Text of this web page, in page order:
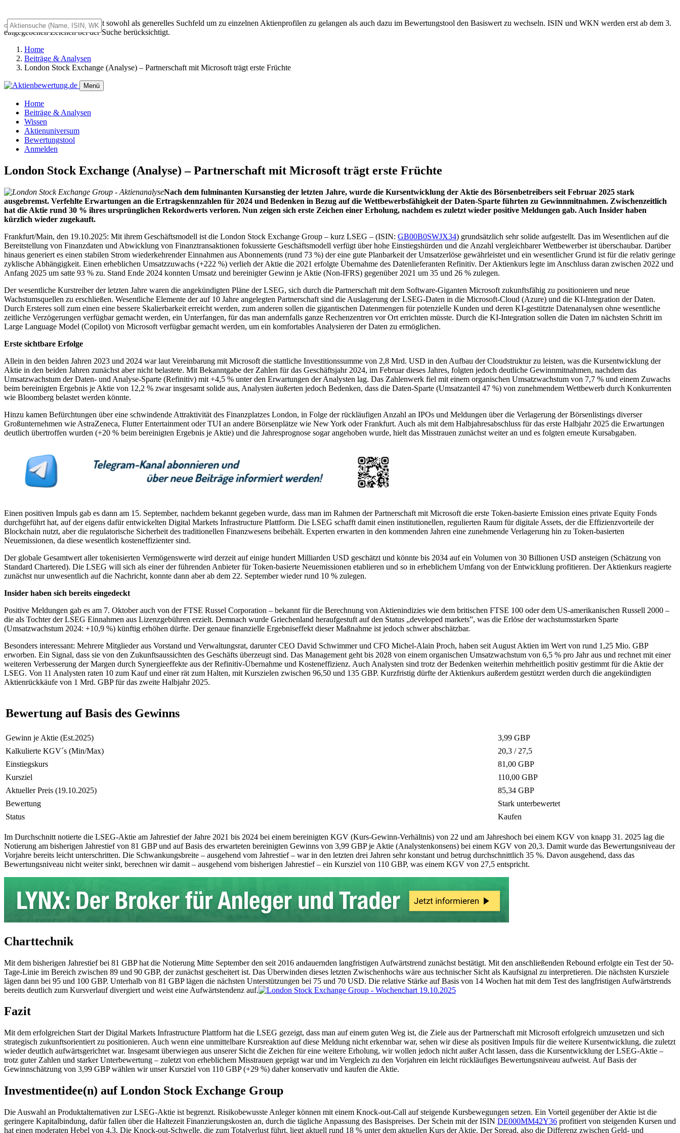
Das Universalsuchfeld dient sowohl als generelles Suchfeld um zu einzelnen Aktienprofilen zu gelangen als auch dazu im Bewertungstool den Basiswert zu wechseln. ISIN und WKN werden erst ab dem 3.
eingegebenen Zeichen bei der Suche berücksichtigt.
Home
Beiträge & Analysen
London Stock Exchange (Analyse) – Partnerschaft mit Microsoft trägt erste Früchte
Menü
Home
Beiträge & Analysen
Wissen
Aktienuniversum
Bewertungstool
Anmelden
London Stock Exchange (Analyse) – Partnerschaft mit Microsoft trägt erste Früchte
Nach dem fulminanten Kursanstieg der letzten Jahre, wurde die Kursentwicklung der Aktie des Börsenbetreibers seit Februar 2025 stark
ausgebremst. Verfehlte Erwartungen an die Ertragskennzahlen für 2024 und Bedenken in Bezug auf die Wettbewerbsfähigkeit der Daten-Sparte führten zu Gewinnmitnahmen. Zwischenzeitlich
hat die Aktie rund 30 % ihres ursprünglichen Rekordwerts verloren. Nun zeigen sich erste Zeichen einer Erholung, nachdem es zuletzt wieder positive Meldungen gab. Auch Insider haben
kürzlich wieder zugekauft.
Frankfurt/Main, den 19.10.2025: Mit ihrem Geschäftsmodell ist die London Stock Exchange Group – kurz LSEG – (ISIN: GB00B0SWJX34) grundsätzlich sehr solide aufgestellt. Das im Wesentlichen auf die
Bereitstellung von Finanzdaten und Abwicklung von Finanztransaktionen fokussierte Geschäftsmodell verfügt über hohe Einstiegshürden und die Anzahl vergleichbarer Wettbewerber ist überschaubar. Darüber
hinaus generiert es einen stabilen Strom wiederkehrender Einnahmen aus Abonnements (rund 73 %) der eine gute Planbarkeit der Umsatzerlöse gewährleistet und ein wesentlicher Grund ist für die relativ geringe
zyklische Abhängigkeit. Einen erheblichen Umsatzzuwachs (+222 %) verlieh der Aktie die 2021 erfolgte Übernahme des Datenlieferanten Refinitiv. Der Aktienkurs legte im Anschluss daran zwischen 2022 und
Anfang 2025 um satte 93 % zu. Stand Ende 2024 konnten Umsatz und bereinigter Gewinn je Aktie (Non-IFRS) gegenüber 2021 um 35 und 26 % zulegen.
Der wesentliche Kurstreiber der letzten Jahre waren die angekündigten Pläne der LSEG, sich durch die Partnerschaft mit dem Software-Giganten Microsoft zukunftsfähig zu positionieren und neue
Wachstumsquellen zu erschließen. Wesentliche Elemente der auf 10 Jahre angelegten Partnerschaft sind die Auslagerung der LSEG-Daten in die Microsoft-Cloud (Azure) und die KI-Integration der Daten.
Durch Ersteres soll zum einen eine bessere Skalierbarkeit erreicht werden, zum anderen sollen die gigantischen Datenmengen für potenzielle Kunden und deren KI-gestützte Datenanalysen ohne wesentliche
zeitliche Verzögerungen verfügbar gemacht werden, ein Unterfangen, für das man andernfalls ganze Rechenzentren vor Ort errichten müsste. Durch die KI-Integration sollen die Daten im nächsten Schritt im
Large Language Model (Copilot) von Microsoft verfügbar gemacht werden, um ein komfortables Analysieren der Daten zu ermöglichen.
Erste sichtbare Erfolge
Allein in den beiden Jahren 2023 und 2024 war laut Vereinbarung mit Microsoft die stattliche Investitionssumme von 2,8 Mrd. USD in den Aufbau der Cloudstruktur zu leisten, was die Kursentwicklung der
Aktie in den beiden Jahren zunächst aber nicht belastete. Mit Bekanntgabe der Zahlen für das Geschäftsjahr 2024, im Februar dieses Jahres, folgten jedoch deutliche Gewinnmitnahmen, nachdem das
Umsatzwachstum der Daten- und Analyse-Sparte (Refinitiv) mit +4,5 % unter den Erwartungen der Analysten lag. Das Zahlenwerk fiel mit einem organischen Umsatzwachstum von 7,7 % und einem Zuwachs
beim bereinigten Ergebnis je Aktie von 12,2 % zwar insgesamt solide aus, Analysten äußerten jedoch Bedenken, dass die Daten-Sparte (Umsatzanteil 47 %) von zunehmendem Wettbewerb durch Konkurrenten
wie Bloomberg belastet werden könnte.
Hinzu kamen Befürchtungen über eine schwindende Attraktivität des Finanzplatzes London, in Folge der rückläufigen Anzahl an IPOs und Meldungen über die Verlagerung der Börsenlistings diverser
Großunternehmen wie AstraZeneca, Flutter Entertainment oder TUI an andere Börsenplätze wie New York oder Frankfurt. Auch als mit dem Halbjahresabschluss für das erste Halbjahr 2025 die Erwartungen
deutlich übertroffen wurden (+20 % beim bereinigten Ergebnis je Aktie) und die Jahresprognose sogar angehoben wurde, hielt das Misstrauen zunächst weiter an und es folgten erneute Kursabgaben.
Einen positiven Impuls gab es dann am 15. September, nachdem bekannt gegeben wurde, dass man im Rahmen der Partnerschaft mit Microsoft die erste Token-basierte Emission eines private Equity Fonds
durchgeführt hat, auf der eigens dafür entwickelten Digital Markets Infrastructure Plattform. Die LSEG schafft damit einen institutionellen, regulierten Raum für digitale Assets, der die Effizienzvorteile der
Blockchain nutzt, aber die regulatorische Sicherheit des traditionellen Finanzwesens beibehält. Experten erwarten in den kommenden Jahren eine zunehmende Verlagerung hin zu Token-basierten
Neuemissionen, da diese wesentlich kosteneffizienter sind.
Der globale Gesamtwert aller tokenisierten Vermögenswerte wird derzeit auf einige hundert Milliarden USD geschätzt und könnte bis 2034 auf ein Volumen von 30 Billionen USD ansteigen (Schätzung von
Standard Chartered). Die LSEG will sich als einer der führenden Anbieter für Token-basierte Neuemissionen etablieren und so in erheblichem Umfang von der Entwicklung profitieren. Der Aktienkurs reagierte
zunächst nur unwesentlich auf die Nachricht, konnte dann aber ab dem 22. September wieder rund 10 % zulegen.
Insider haben sich bereits eingedeckt
Positive Meldungen gab es am 7. Oktober auch von der FTSE Russel Corporation – bekannt für die Berechnung von Aktienindizies wie dem britischen FTSE 100 oder dem US-amerikanischen Russell 2000 –
die als Tochter der LSEG Einnahmen aus Lizenzgebühren erzielt. Demnach wurde Griechenland heraufgestuft auf den Status „developed markets”, was die Erlöse der wachstumsstarken Sparte
(Umsatzwachstum 2024: +10,9 %) künftig erhöhen dürfte. Der genaue finanzielle Ergebniseffekt dieser Maßnahme ist jedoch schwer abschätzbar.
Besonders interessant: Mehrere Mitglieder aus Vorstand und Verwaltungsrat, darunter CEO David Schwimmer und CFO Michel-Alain Proch, haben seit August Aktien im Wert von rund 1,25 Mio. GBP
erworben. Ein Signal, dass sie von den Zukunftsaussichten des Geschäfts überzeugt sind. Das Management geht bis 2028 von einem organischen Umsatzwachstum von 6,5 % pro Jahr aus und rechnet mit einer
weiteren Verbesserung der Margen durch Synergieeffekte aus der Refinitiv-Übernahme und Kosteneffizienz. Auch Analysten sind trotz der Bedenken weiterhin mehrheitlich positiv gestimmt für die Aktie der
LSEG. Von 11 Analysten raten 10 zum Kauf und einer rät zum Halten, mit Kurszielen zwischen 96,50 und 135 GBP. Kurzfristig dürfte der Aktienkurs außerdem gestützt werden durch die angekündigten
Aktienrückkäufe von 1 Mrd. GBP für das zweite Halbjahr 2025.
Bewertung auf Basis des Gewinns
Gewinn je Aktie (Est.2025)
3,99 GBP
Kalkulierte KGV´s (Min/Max)
20,3 / 27,5
Einstiegskurs
81,00 GBP
Kursziel
110,00 GBP
Aktueller Preis (19.10.2025)
85,34 GBP
Bewertung
Stark unterbewertet
Status
Kaufen
Im Durchschnitt notierte die LSEG-Aktie am Jahrestief der Jahre 2021 bis 2024 bei einem bereinigten KGV (Kurs-Gewinn-Verhältnis) von 22 und am Jahreshoch bei einem KGV von knapp 31. 2025 lag die
Notierung am bisherigen Jahrestief von 81 GBP und auf Basis des erwarteten bereinigten Gewinns von 3,99 GBP je Aktie (Analystenkonsens) bei einem KGV von 20,3. Damit wurde das Bewertungsniveau der
Vorjahre bereits leicht unterschritten. Die Schwankungsbreite – ausgehend vom Jahrestief – war in den letzten drei Jahren sehr konstant und betrug durchschnittlich 35 %. Davon ausgehend, dass das
Bewertungsniveau nicht weiter sinkt, berechnen wir damit – ausgehend vom bisherigen Jahrestief – ein Kursziel von 110 GBP, was einem KGV von 27,5 entspricht.
Charttechnik
Mit dem bisherigen Jahrestief bei 81 GBP hat die Notierung Mitte September den seit 2016 andauernden langfristigen Aufwärtstrend zunächst bestätigt. Mit den anschließenden Rebound erfolgte ein Test der 50-
Tage-Linie im Bereich zwischen 89 und 90 GBP, der zunächst gescheitert ist. Das Überwinden dieses letzten Zwischenhochs wäre aus technischer Sicht als Kaufsignal zu interpretieren. Die nächsten Kursziele
lägen dann bei 95 und 100 GBP. Unterhalb von 81 GBP lägen die nächsten Unterstützungen bei 75 und 70 USD. Die relative Stärke auf Basis von 14 Wochen hat mit dem Test des langfristigen Aufwärtstrends
bereits deutlich zum Kursverlauf divergiert und weist eine Aufwärtstendenz auf.
Fazit
Mit dem erfolgreichen Start der Digital Markets Infrastructure Plattform hat die LSEG gezeigt, dass man auf einem guten Weg ist, die Ziele aus der Partnerschaft mit Microsoft erfolgreich umzusetzen und sich
strategisch zukunftsorientiert zu positionieren. Auch wenn eine unmittelbare Kursreaktion auf diese Meldung nicht erkennbar war, sehen wir diese als positiven Impuls für die weitere Kursentwicklung, die zuletzt
wieder deutlich aufwärtsgerichtet war. Insgesamt überwiegen aus unserer Sicht die Zeichen für eine weitere Erholung, wir wollen jedoch nicht außer Acht lassen, dass die Kursentwicklung der LSEG-Aktie –
trotz guter Zahlen und starker Unterbewertung – zuletzt von erheblichem Misstrauen geprägt war und im Vergleich zu den Vorjahren ein leicht rückläufiges Bewertungsniveau aufweist. Auf Basis der
Gewinnschätzung von 3,99 GBP wählen wir unser Kursziel von 110 GBP (+29 %) daher konservativ und kaufen die Aktie.
Investmentidee(n) auf London Stock Exchange Group
Die Auswahl an Produktalternativen zur LSEG-Aktie ist begrenzt. Risikobewusste Anleger können mit einem Knock-out-Call auf steigende Kursbewegungen setzen. Ein Vorteil gegenüber der Aktie ist die
geringere Kapitalbindung, dafür fallen über die Haltezeit Finanzierungskosten an, durch die tägliche Anpassung des Basispreises. Der Schein mit der ISIN DE000MM42Y36 profitiert von steigenden Kursen und
hat einen moderaten Hebel von 4,3. Die Knock-out-Schwelle, die zum Totalverlust führt, liegt aktuell rund 18 % unter dem aktuellen Kurs der Aktie. Der Spread, also die Differenz zwischen Geld- und